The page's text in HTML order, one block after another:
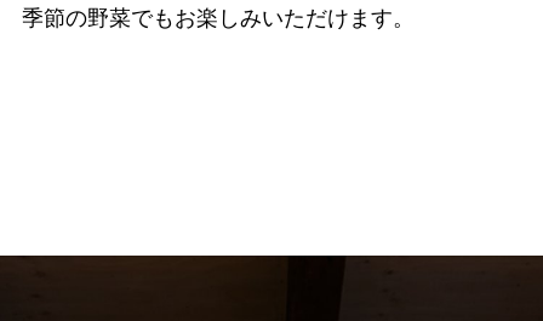
季節の野菜でもお楽しみいただけます。